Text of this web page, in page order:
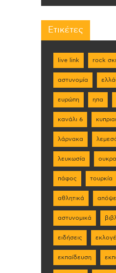
Ετικέτες
live link rock
αστυνομία
ευρώπη ηπα
κανάλι 6
λάρνακα
λευκωσία
πάφος τουρκία
αθλητικά
αστυνομικά
ειδήσεις
εκπαίδευση